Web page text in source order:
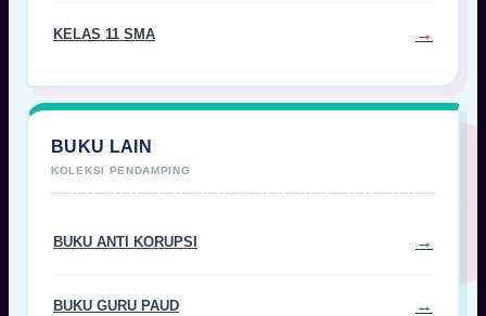
KELAS 11 SMA
BUKU LAIN
BUKU ANTI KORUPSI
BUKU GURU PAUD